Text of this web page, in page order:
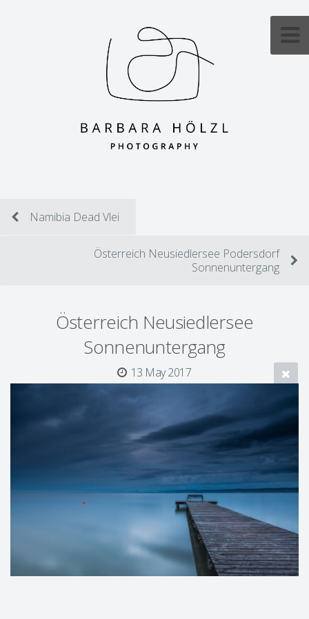
Namibia Dead Vlei
Österreich Neusiedlersee Podersdorf
Sonnenuntergang
Österreich Neusiedlersee
Sonnenuntergang
13 May 2017